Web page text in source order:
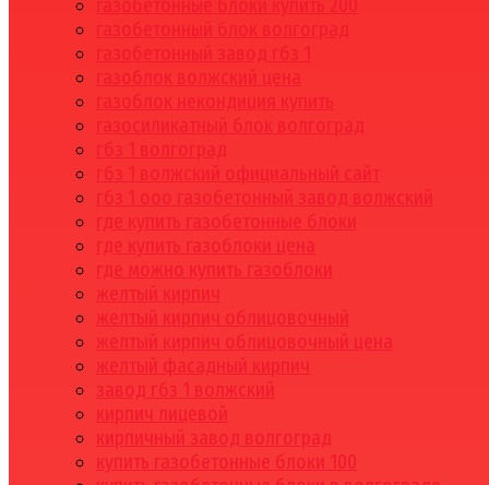
газобетонный блок волгоград
газобетонный завод гбз 1
газоблок волжский цена
газоблок некондиция купить
газосиликатный блок волгоград
гбз 1 волгоград
гбз 1 волжский официальный сайт
гбз 1 ооо газобетонный завод волжский
где купить газобетонные блоки
где купить газоблоки цена
где можно купить газоблоки
желтый кирпич
желтый кирпич облицовочный
желтый кирпич облицовочный цена
желтый фасадный кирпич
завод гбз 1 волжский
кирпич лицевой
кирпичный завод волгоград
купить газобетонные блоки 100